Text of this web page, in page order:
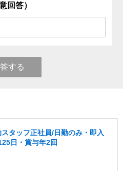
回答）
する
タッフ正社員/日勤のみ・即入
日・賞与年2回